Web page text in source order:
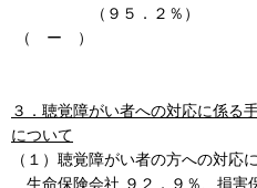
（９５．２％）
（ ー ）
３．聴覚障がい者への対応に係る
について
（１）聴覚障がい者の方への対応
生命保険会社 ９２．９％、損害